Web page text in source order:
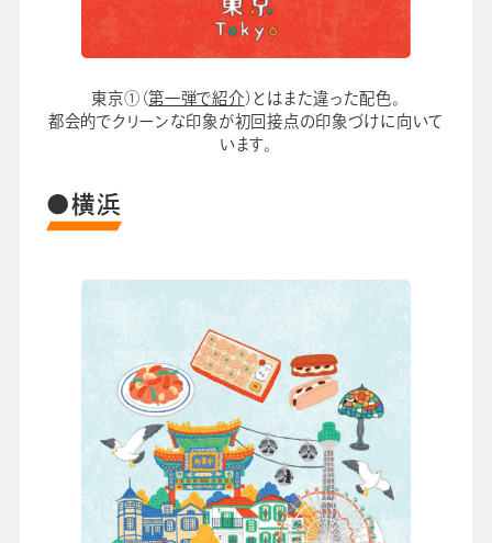
東京①（第一弾で紹介 ）とはまた違った配色。
都会的でクリーンな印象が初回接点の印象づけに向いて
います。
●横浜